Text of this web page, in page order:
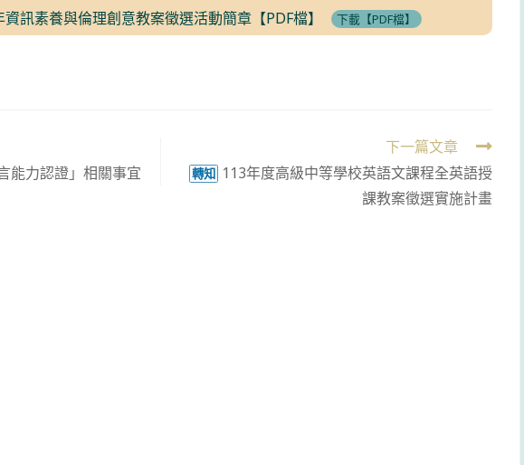
訊素養與倫理創意教案徵選活動簡章【PDF檔】 下載【PDF檔】
能力認證」相關事宜
下一篇文章
轉知 113年度高級中等學校英語文課程全英語授
課教案徵選實施計畫